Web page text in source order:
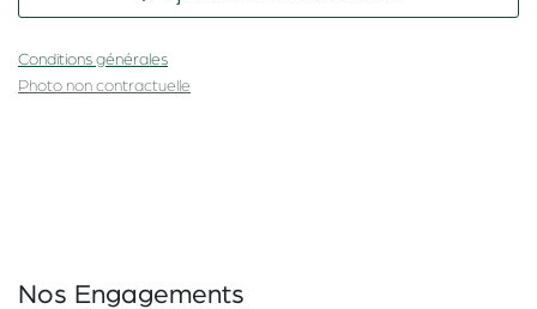
Conditions générales
Photo non contractuelle
Nos Engagements